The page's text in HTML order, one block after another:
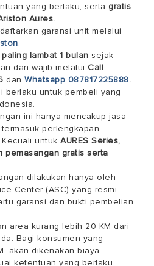
yang berlaku, serta gratis
Aures.
garansi unit melalui
.
paling lambat 1 bulan sejak
dan wajib melalui Call
dan Whatsapp 087817225888.
berlaku untuk pembeli yang
ini hanya mencakup jasa
perlengkapan
untuk AURES Series,
pemasangan gratis serta
dilakukan hanya oleh
Center (ASC) yang resmi
garansi dan bukti pembelian
area kurang lebih 20 KM dari
Bagi konsumen yang
akan dikenakan biaya
ketentuan yang berlaku.